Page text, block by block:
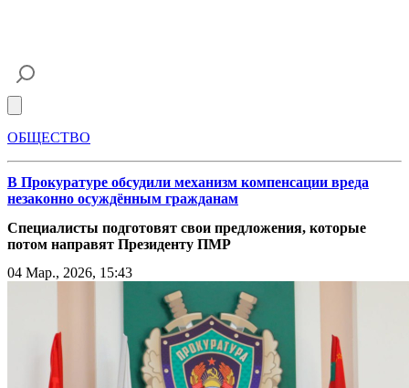
ОБЩЕСТВО
В Прокуратуре обсудили механизм компенсации вреда
незаконно осуждённым гражданам
Специалисты подготовят свои предложения, которые
потом направят Президенту ПМР
04 Мар., 2026, 15:43